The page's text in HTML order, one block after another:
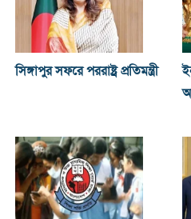
সিঙ্গাপুর সফরে পররাষ্ট্র প্রতিমন্ত্রী